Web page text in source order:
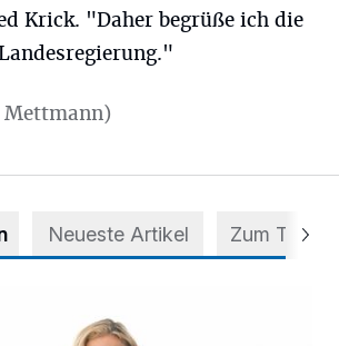
Krick. "Daher begrüße ich die
Mettmann)
Neueste Artikel Zum Thema